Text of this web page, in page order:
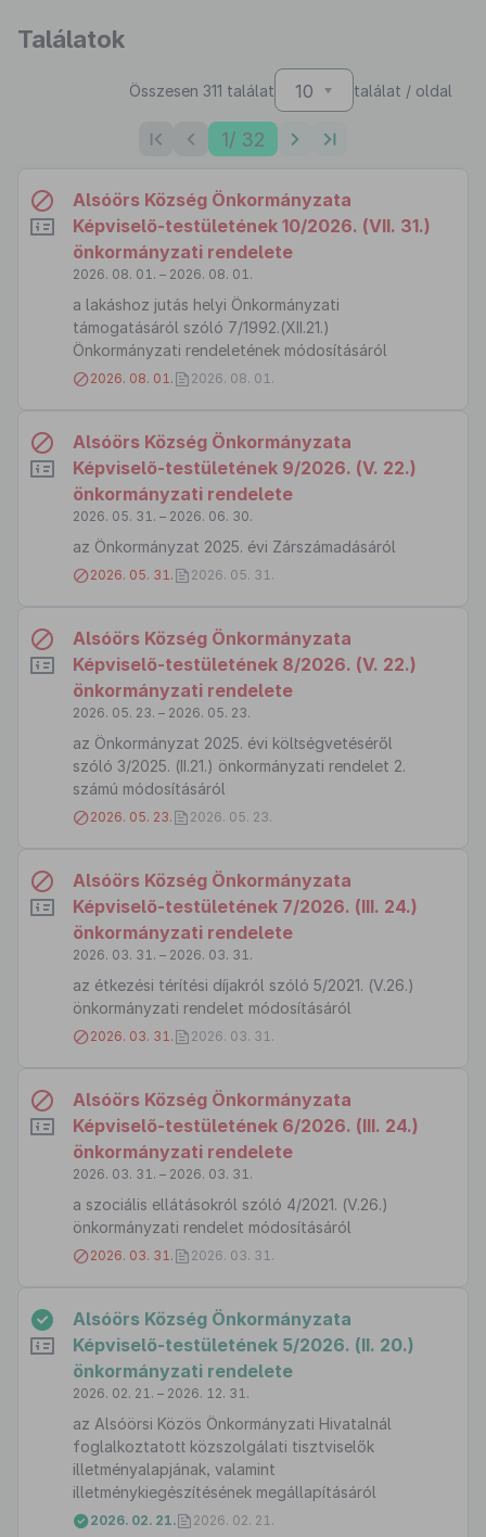
Találatok
Összesen 311 találat 10 találat / oldal
1/ 32
Alsóörs Község Önkormányzata
Képviselő-testületének 10/2026. (VII. 31.)
önkormányzati rendelete
2026. 08. 01. – 2026. 08. 01.
a lakáshoz jutás helyi Önkormányzati
támogatásáról szóló 7/1992.(XII.21.)
Önkormányzati rendeletének módosításáról
2026. 08. 01. 2026. 08. 01.
Alsóörs Község Önkormányzata
Képviselő-testületének 9/2026. (V. 22.)
önkormányzati rendelete
2026. 05. 31. – 2026. 06. 30.
az Önkormányzat 2025. évi Zárszámadásáról
2026. 05. 31. 2026. 05. 31.
Alsóörs Község Önkormányzata
Képviselő-testületének 8/2026. (V. 22.)
önkormányzati rendelete
2026. 05. 23. – 2026. 05. 23.
az Önkormányzat 2025. évi költségvetéséről
szóló 3/2025. (II.21.) önkormányzati rendelet 2.
számú módosításáról
2026. 05. 23. 2026. 05. 23.
Alsóörs Község Önkormányzata
Képviselő-testületének 7/2026. (III. 24.)
önkormányzati rendelete
2026. 03. 31. – 2026. 03. 31.
az étkezési térítési díjakról szóló 5/2021. (V.26.)
önkormányzati rendelet módosításáról
2026. 03. 31. 2026. 03. 31.
Alsóörs Község Önkormányzata
Képviselő-testületének 6/2026. (III. 24.)
önkormányzati rendelete
2026. 03. 31. – 2026. 03. 31.
a szociális ellátásokról szóló 4/2021. (V.26.)
önkormányzati rendelet módosításáról
2026. 03. 31. 2026. 03. 31.
Alsóörs Község Önkormányzata
Képviselő-testületének 5/2026. (II. 20.)
önkormányzati rendelete
2026. 02. 21. – 2026. 12. 31.
az Alsóörsi Közös Önkormányzati Hivatalnál
foglalkoztatott közszolgálati tisztviselők
illetményalapjának, valamint
illetménykiegészítésének megállapításáról
2026. 02. 21. 2026. 02. 21.